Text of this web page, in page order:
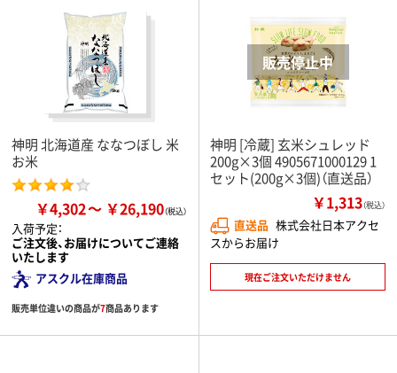
神明 北海道産 ななつぼし 米
お米
￥4,302 ￥26,190
入荷予定：
ご注文後、お届けについてご連絡
いたします
アスクル在庫商品
販売単位違いの商品が7商品あります
神明 [冷蔵] 玄米シュレッド
200g×3個 4905671000129 1
セット(200g×3個)（直送品）
￥1,313（税込）
直送品 株式会社日本アクセ
スからお届け
現在ご注文いただけません